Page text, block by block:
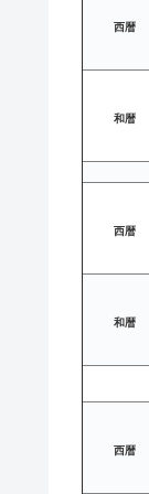
西暦
和暦
西暦
和暦
西暦